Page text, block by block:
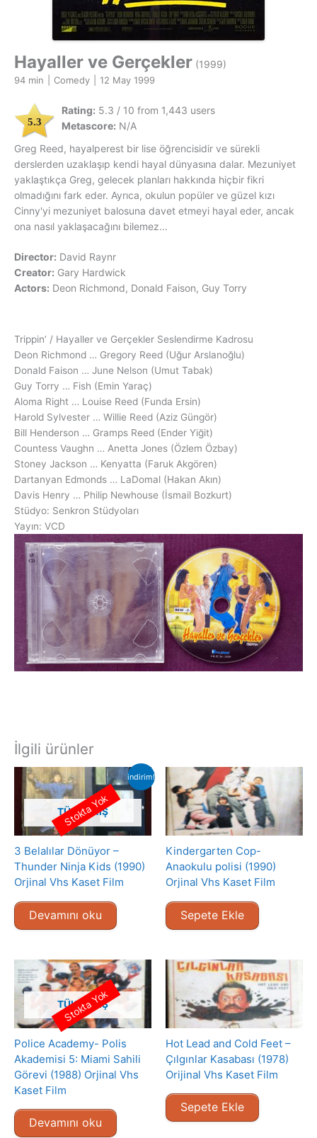
Hayaller ve Gerçekler (1999)
94 min Comedy 12 May 1999
5.3
Rating: 5.3 / 10 from 1,443 users
Metascore: N/A
Greg Reed, hayalperest bir lise öğrencisidir ve sürekli
derslerden uzaklaşıp kendi hayal dünyasına dalar. Mezuniyet
yaklaştıkça Greg, gelecek planları hakkında hiçbir fikri
olmadığını fark eder. Ayrıca, okulun popüler ve güzel kızı
Cinny'yi mezuniyet balosuna davet etmeyi hayal eder, ancak
ona nasıl yaklaşacağını bilemez...
Director: David Raynr
Creator: Gary Hardwick
Actors: Deon Richmond, Donald Faison, Guy Torry
Trippin’ / Hayaller ve Gerçekler Seslendirme Kadrosu
Deon Richmond … Gregory Reed (Uğur Arslanoğlu)
Donald Faison … June Nelson (Umut Tabak)
Guy Torry … Fish (Emin Yaraç)
Aloma Right … Louise Reed (Funda Ersin)
Harold Sylvester … Willie Reed (Aziz Güngör)
Bill Henderson … Gramps Reed (Ender Yiğit)
Countess Vaughn … Anetta Jones (Özlem Özbay)
Stoney Jackson … Kenyatta (Faruk Akgören)
Dartanyan Edmonds … LaDomal (Hakan Akın)
Davis Henry … Philip Newhouse (İsmail Bozkurt)
Stüdyo: Senkron Stüdyoları
Yayın: VCD
İlgili ürünler
indirim!
TÜKENMIŞ
3 Belalılar Dönüyor –
Thunder Ninja Kids (1990)
Orjinal Vhs Kaset Film
Devamını oku
Stokta Yok
Kindergarten Cop-
Anaokulu polisi (1990)
Orjinal Vhs Kaset Film
Sepete Ekle
TÜKENMIŞ
Police Academy- Polis
Akademisi 5: Miami Sahili
Görevi (1988) Orjinal Vhs
Kaset Film
Devamını oku
Stokta Yok
Hot Lead and Cold Feet –
Çılgınlar Kasabası (1978)
Orijinal Vhs Kaset Film
Sepete Ekle